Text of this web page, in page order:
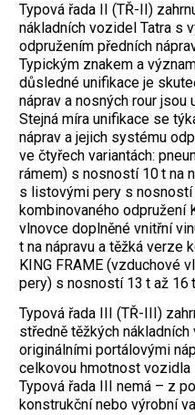
Typová řada II (TŘ-II)
nákladních vozidel Tatra s
odpružením předních
Typickým znakem a
důsledné unifikace je
náprav a nosných rour jsou
Stejná míra unifikace se
náprav a jejich systému
ve čtyřech variantách:
rámem) s nosností 10 t na
s listovými pery s nosností
kombinovaného odpružení
vlnovce doplněné vnitřní
t na nápravu a těžká verze
KING FRAME (vzduchové
pery) s nosností 13 t až 16
Typová řada III (TŘ-III)
středně těžkých
originálními portálovými
celkovou hmotnost vozidla
Typová řada III nemá – z
konstrukční nebo výrobní